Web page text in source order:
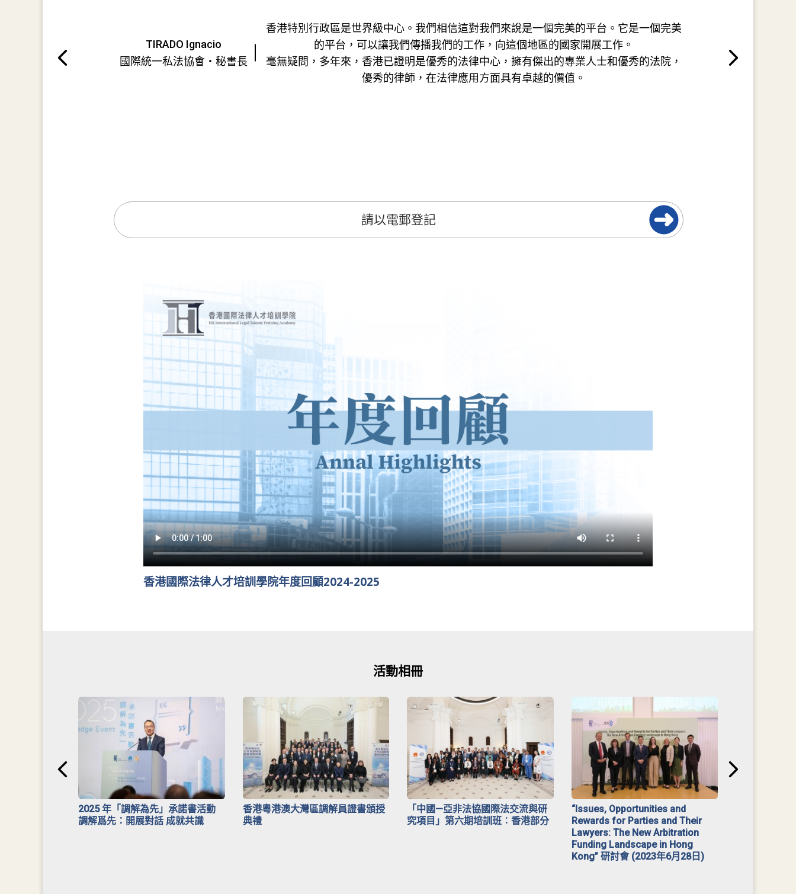
TIRADO Ignacio
國際統一私法協會・秘書長
香港特別行政區是世界級中心。我們相信這對我們來說是一個完美的平台。它是一個完美
的平台，可以讓我們傳播我們的工作，向這個地區的國家開展工作。
毫無疑問，多年來，香港已證明是優秀的法律中心，擁有傑出的專業人士和優秀的法院，
優秀的律師，在法律應用方面具有卓越的價值。
香港國際法律人才培訓學院年度回顧2024-2025
活動相冊
2025 年「調解為先」承諾書活動
調解爲先：開展對話 成就共識
香港粵港澳大灣區調解員證書頒授
典禮
「中國—亞非法協國際法交流與研
究項目」第六期培訓班︰香港部分
“Issues, Opportunities and
Rewards for Parties and Their
Lawyers: The New Arbitration
Funding Landscape in Hong
Kong” 研討會 (2023年6月28日)